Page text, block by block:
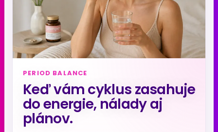
PERIOD BALANCE
Keď vám cyklus zasahuje
do energie, nálady aj
plánov.